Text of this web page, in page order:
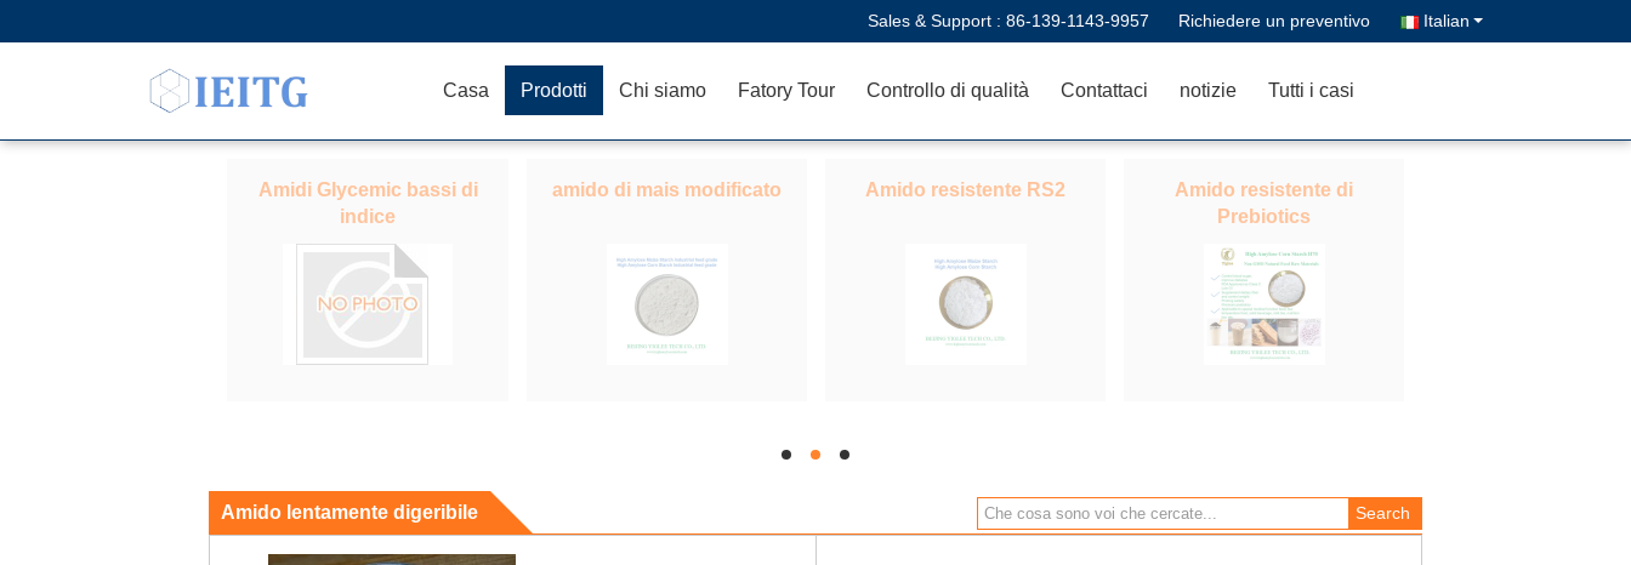
Sales & Support : 86-139-1143-9957 Richiedere un preventivo Italian
Casa Prodotti Chi siamo Fatory Tour Controllo di qualità Contattaci notizie Tutti i casi
Amidi Glycemic bassi di
indice
amido di mais modificato Amido resistente RS2
Amido resistente di
Prebiotics
hd hd hd
Amido lentamente digeribile